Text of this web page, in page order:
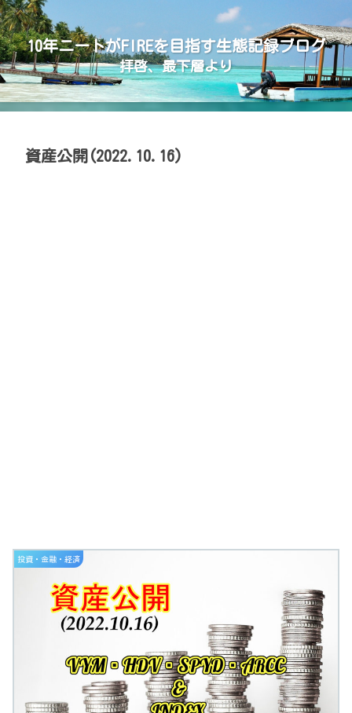
10年ニートがFIREを目指す生態記録ブログ
拝啓、最下層より
資産公開(2022.10.16)
投資・金融・経済